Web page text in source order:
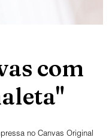
com
no Canvas Original